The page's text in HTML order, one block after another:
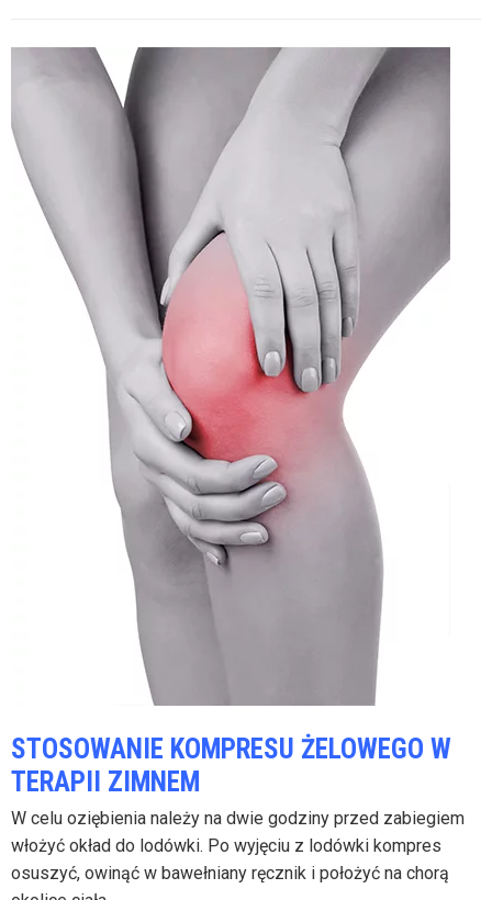
STOSOWANIE KOMPRESU ŻELOWEGO W
TERAPII ZIMNEM
W celu oziębienia należy na dwie godziny przed zabiegiem
włożyć okład do lodówki. Po wyjęciu z lodówki kompres
osuszyć, owinąć w bawełniany ręcznik i położyć na chorą